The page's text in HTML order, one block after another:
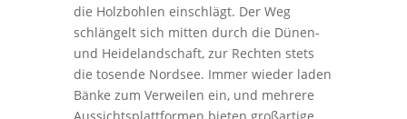
die Holzbohlen einschlägt. Der Weg
schlängelt sich mitten durch die Dünen-
und Heidelandschaft, zur Rechten stets
die tosende Nordsee. Immer wieder laden
Bänke zum Verweilen ein, und mehrere